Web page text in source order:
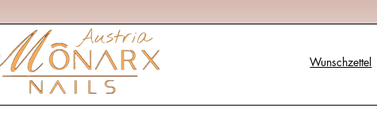
Wunschzettel